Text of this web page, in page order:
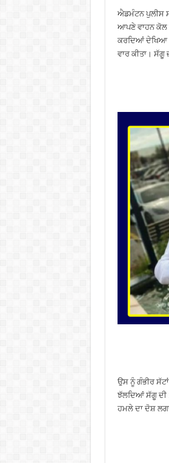
ਐਡਮੰਟਨ ਪੁਲੀਸ
ਆਪਣੇ ਵਾਹਨ ਕੋਲ
ਕਰਦਿਆਂ ਦੇਖਿਆ।
ਵਾਰ ਕੀਤਾ। ਸੱਗੂ
ਉਸ ਨੂੰ ਗੰਭੀਰ
ਝੱਲਦਿਆਂ ਸੱਗੂ ਦੀ
ਹਮਲੇ ਦਾ ਦੋਸ਼